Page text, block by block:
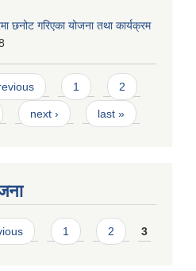
छनोट गरिएका योजना तथा कार्यक्रम
1 2
next › last »
1 2 3